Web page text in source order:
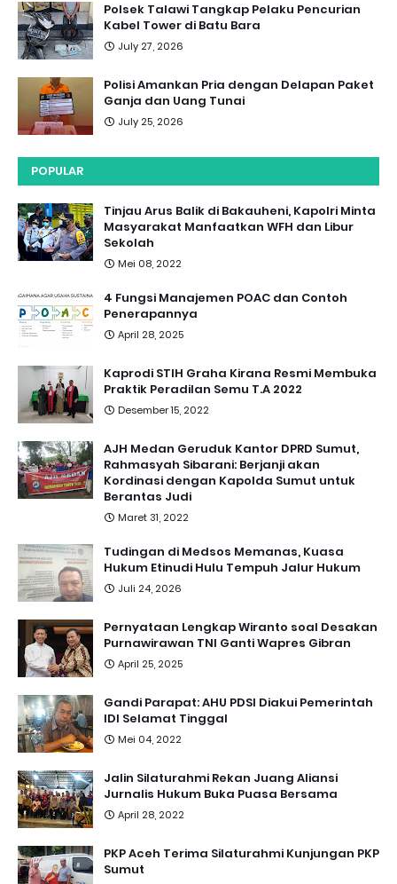
Polsek Talawi Tangkap Pelaku Pencurian
Kabel Tower di Batu Bara
July 27, 2026
Polisi Amankan Pria dengan Delapan Paket
Ganja dan Uang Tunai
July 25, 2026
POPULAR
Tinjau Arus Balik di Bakauheni, Kapolri Minta
Masyarakat Manfaatkan WFH dan Libur
Sekolah
Mei 08, 2022
4 Fungsi Manajemen POAC dan Contoh
Penerapannya
April 28, 2025
Kaprodi STIH Graha Kirana Resmi Membuka
Praktik Peradilan Semu T.A 2022
Desember 15, 2022
AJH Medan Geruduk Kantor DPRD Sumut,
Rahmasyah Sibarani: Berjanji akan
Kordinasi dengan Kapolda Sumut untuk
Berantas Judi
Maret 31, 2022
Tudingan di Medsos Memanas, Kuasa
Hukum Etinudi Hulu Tempuh Jalur Hukum
Juli 24, 2026
Pernyataan Lengkap Wiranto soal Desakan
Purnawirawan TNI Ganti Wapres Gibran
April 25, 2025
Gandi Parapat: AHU PDSI Diakui Pemerintah
IDI Selamat Tinggal
Mei 04, 2022
Jalin Silaturahmi Rekan Juang Aliansi
Jurnalis Hukum Buka Puasa Bersama
April 28, 2022
PKP Aceh Terima Silaturahmi Kunjungan PKP
Sumut